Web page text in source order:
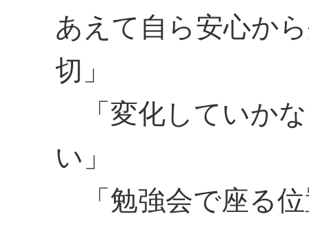
あえて自ら安心か
切」
「変化していか
い」
「勉強会で座る